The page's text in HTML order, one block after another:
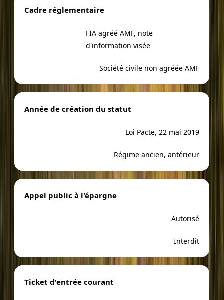
Cadre réglementaire
FIA agréé AMF, note
d'information visée
Société civile non agréée AMF
Année de création du statut
Loi Pacte, 22 mai 2019
Régime ancien, antérieur
Appel public à l'épargne
Autorisé
Interdit
Ticket d'entrée courant